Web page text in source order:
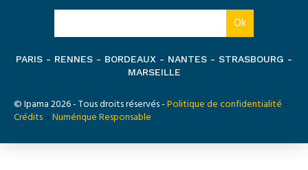
PARIS - RENNES - BORDEAUX - NANTES - STRASBOURG -
MARSEILLE
© Ipama 2026 - Tous droits réservés - Politique de confidentialité -
Crédits - Numérique Responsable